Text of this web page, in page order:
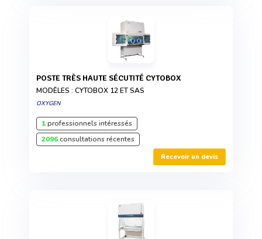
POSTE TRÈS HAUTE SÉCUTITÉ CYTOBOX
MODÈLES : CYTOBOX 12 ET SAS
OXYGEN
1professionnels intéressés
2096consultations récentes
Recevoir un devis